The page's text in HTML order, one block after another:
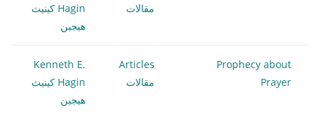
مقالات
Hagin كينيث
هيجين
Prophecy about
Prayer
Articles
مقالات
Kenneth E.
Hagin كينيث
هيجين